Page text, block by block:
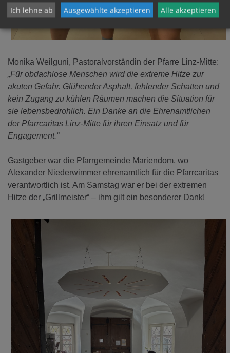
Monika Weilguni, Pastoralvorständin der Pfarre Linz-Mitte:
„Für obdachlose Menschen wird die extreme Hitze zur
akuten Gefahr. Glühender Asphalt, fehlender Schatten und
kein Zugang zu kühlen Räumen machen die Situation für
sie lebensbedrohlich. Ein Danke an die Ehrenamtlichen
der Pfarrcaritas Linz-Mitte für ihren Einsatz und für
Engagement.“
Gastgeber war die Pfarrgemeinde Mariendom, wo
Alexander Niederwimmer ehrenamtlich für die Pfarrcaritas
verantwortlich ist. Am Samstag war er bei der extremen
Hitze der „Grillmeister“ – ihm gilt ein besonderer Dank!
Ich lehne ab Ausgewählte akzeptieren Alle akzeptieren